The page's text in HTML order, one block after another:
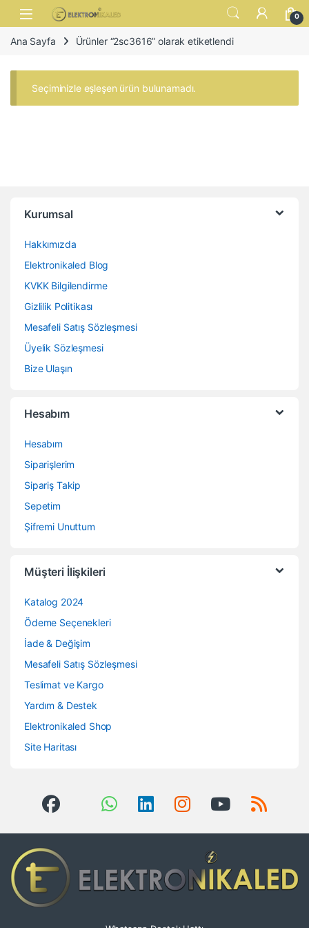
Skip to navigation
Skip to content
Open 0
Ana Sayfa Ürünler “2sc3616” olarak etiketlendi
Seçiminizle eşleşen ürün bulunamadı.
Kurumsal
Hakkımızda
Elektronikaled Blog
KVKK Bilgilendirme
Gizlilik Politikası
Mesafeli Satış Sözleşmesi
Üyelik Sözleşmesi
Bize Ulaşın
Hesabım
Hesabım
Siparişlerim
Sipariş Takip
Sepetim
Şifremi Unuttum
Müşteri İlişkileri
Katalog 2024
Ödeme Seçenekleri
İade & Değişim
Mesafeli Satış Sözleşmesi
Teslimat ve Kargo
Yardım & Destek
Elektronikaled Shop
Site Haritası